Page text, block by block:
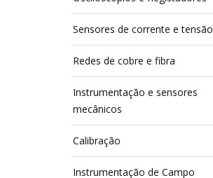
Sensores de corrente e tensão
Redes de cobre e fibra
Instrumentação e sensores
mecânicos
Calibração
Instrumentação de Campo